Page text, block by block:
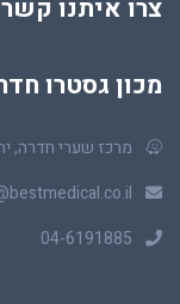
צרו איתנו קשר
מכון גסטרו
מרכז שערי חדרה, יהודי
04-6191885